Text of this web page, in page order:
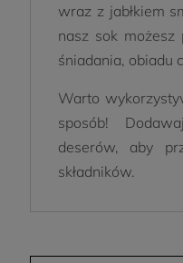
wraz z jabłkiem
nasz sok
śniadania, obiadu
Warto
sposób!
deserów, aby
składników.